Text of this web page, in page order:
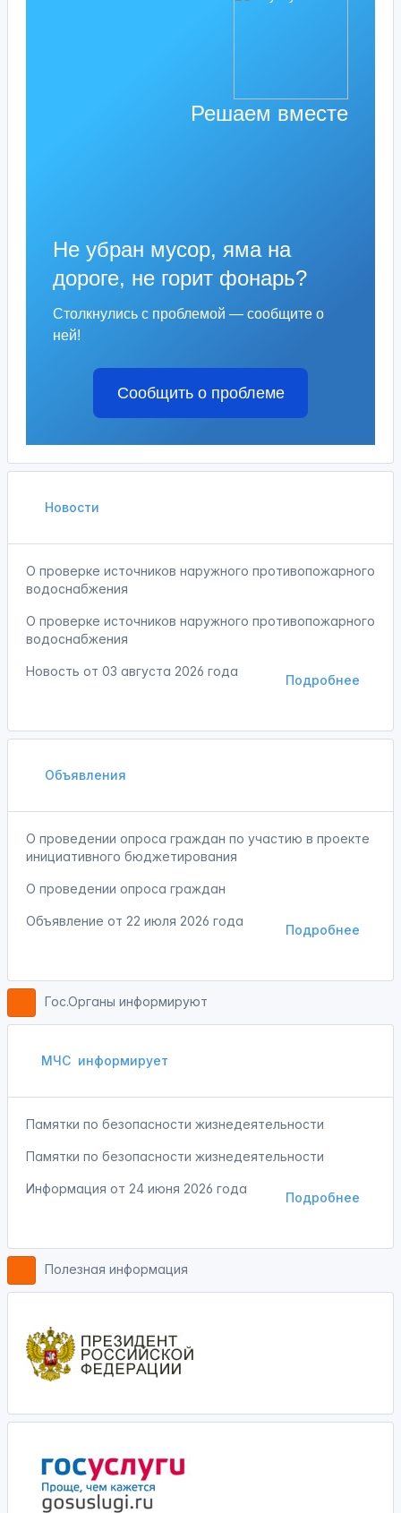
Решаем вместе
Не убран мусор, яма на
дороге, не горит фонарь?
Столкнулись с проблемой — сообщите о
ней!
Сообщить о проблеме
Новости
О проверке источников наружного противопожарного
водоснабжения
О проверке источников наружного противопожарного
водоснабжения
Подробнее
Новость от 03 августа 2026 года
Объявления
О проведении опроса граждан по участию в проекте
инициативного бюджетирования
О проведении опроса граждан
Подробнее
Объявление от 22 июля 2026 года
Гос.Органы информируют
МЧС информирует
Памятки по безопасности жизнедеятельности
Памятки по безопасности жизнедеятельности
Подробнее
Информация от 24 июня 2026 года
Полезная информация